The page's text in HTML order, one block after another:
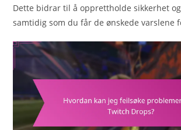
Dette bidrar til å opprettholde sikkerhet
samtidig som du får de ønskede varslene